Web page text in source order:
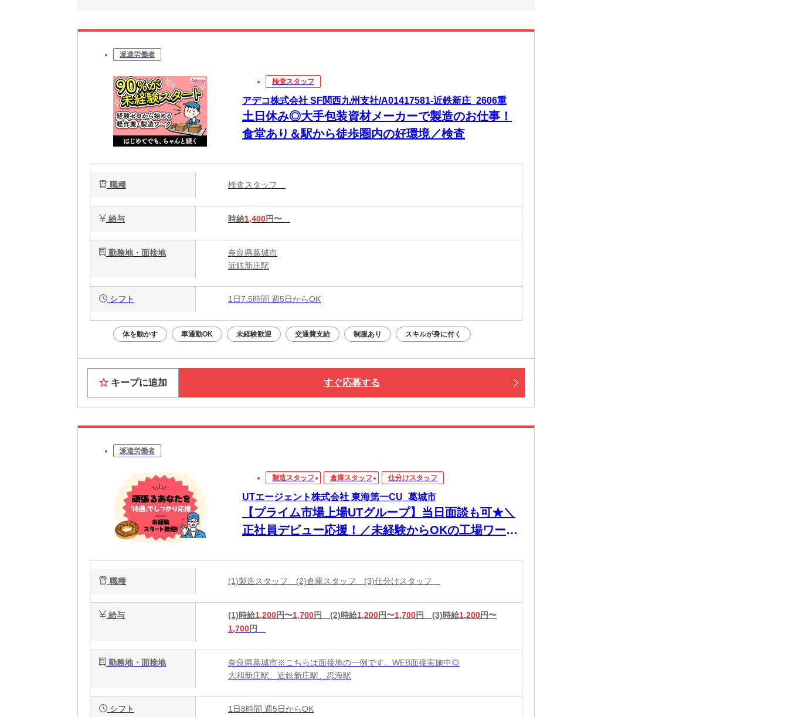
派遣労働者
検査スタッフ
アデコ株式会社 SF関西九州支社/A01417581-近鉄新庄_2606重
土日休み◎大手包装資材メーカーで製造のお仕事！
食堂あり＆駅から徒歩圏内の好環境／検査
職種 検査スタッフ
給与 時給1,400円〜
勤務地・面接地
奈良県葛城市
近鉄新庄駅
シフト 1日7.5時間 週5日からOK
体を動かす 車通勤OK 未経験歓迎 交通費支給 制服あり スキルが身に付く
キープに追加 すぐ応募する
派遣労働者
製造スタッフ 倉庫スタッフ 仕分けスタッフ
UTエージェント株式会社 東海第一CU_葛城市
【プライム市場上場UTグループ】当日面談も可★＼
正社員デビュー応援！／未経験からOKの工場ワー
職種 (1)製造スタッフ (2)倉庫スタッフ (3)仕分けスタッフ
給与 (1)時給1,200円〜1,700円 (2)時給1,200円〜1,700円 (3)時給1,200円〜
1,700円
勤務地・面接地
奈良県葛城市※こちらは面接地の一例です。WEB面接実施中◎
大和新庄駅、近鉄新庄駅、忍海駅
シフト 1日8時間 週5日からOK